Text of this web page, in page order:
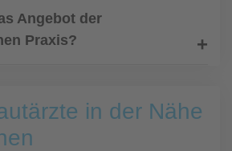
Angebot der
Praxis?
in der Nähe